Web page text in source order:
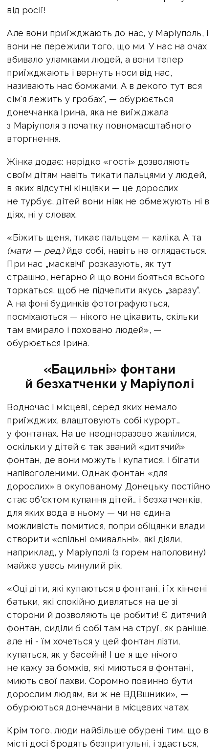
від росії!
Але вони приїжджають до нас, у Маріуполь, і
вони не пережили того, що ми. У нас на очах
вбивало уламками людей, а вони тепер
приїжджають і вернуть носи від нас,
називають нас бомжами. А в декого тут вся
сім'я лежить у гробах", — обурюється
донеччанка Ірина, яка не виїжджала
з Маріуполя з початку повномасштабного
вторгнення.
Жінка додає: нерідко «гості» дозволяють
своїм дітям навіть тикати пальцями у людей,
в яких відсутні кінцівки — це дорослих
не турбує, дітей вони ніяк не обмежують ні в
діях, ні у словах.
«Біжить щеня, тикає пальцем — каліка. А та
(мати — ред.)йде собі, навіть не оглядається.
При нас „масквічі“ розказують, як тут
страшно, негарно й що вони бояться всього
торкаться, щоб не підчепити якусь „заразу“.
А на фоні будинків фотографуються,
посміхаються — нікого не цікавить, скільки
там вмирало і поховано людей», —
обурюється Ірина.
«Бацильні» фонтани
й безхатченки у Маріуполі
Водночас і місцеві, серед яких немало
приїжджих, влаштовують собі курорт…
у фонтанах. На це неодноразово жалілися,
оскільки у дітей є так званий «дитячий»
фонтан, де вони можуть і купатися, і бігати
напівоголеними. Однак фонтан «для
дорослих» в окупованому Донецьку постійно
стає об'єктом купання дітей… і безхатченків,
для яких вода в ньому — чи не єдина
можливість помитися, попри обіцянки влади
створити «спільні омивальні», які діяли,
наприклад, у Маріуполі (з горем наполовину)
майже увесь минулий рік.
«Оці діти, які купаються в фонтані, і їх кінчені
батьки, які спокійно дивляться на це зі
сторони й дозволяють це робити! Є дитячий
фонтан, сиділи б собі там на струї, як раніше,
але ні - їм хочеться у цей фонтан лізти,
купаться, як у басейні! І це я ще нічого
не кажу за бомжів, які миються в фонтані,
миють свої пахви. Соромно повинно бути
дорослим людям, ви ж не ВДВшники», —
обурюються донеччани в місцевих чатах.
Крім того, люди найбільше обурені тим, що в
місті досі бродять безпритульні, і здається,